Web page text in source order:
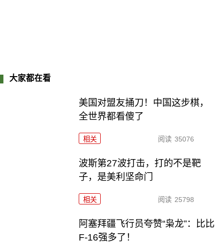
大家都在看
美国对盟友捅刀！中国这步棋，
全世界都看傻了
相关 阅读 35076
波斯第27波打击，打的不是靶
子，是美利坚命门
相关 阅读 25798
阿塞拜疆飞行员夸赞“枭龙”：比比
F-16强多了！